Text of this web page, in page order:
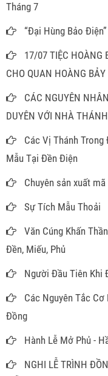
Tháng 7
“Đại Hùng Bảo
17/07 TIỆC HOÀNG
CHO QUAN HOÀNG BẢY
CÁC NGUYÊN
DUYÊN VỚI NHÀ
ĐỒNGCác Vị Thánh
Mẫu Tại Đền Điện
Chuyên sản xuất
Sự Tích Mẫu Thoải
Văn Cúng Khấn
Đền, Miếu, Phủ
Người Đầu Tiên Khi
Các Nguyên Tắc
Đồng
Hành Lễ Mở Phủ -
NGHI LỄ TRÌNH